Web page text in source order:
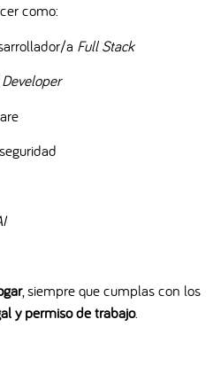
como:
a Full Stack
, siempre que cumplas con los
y permiso de trabajo.